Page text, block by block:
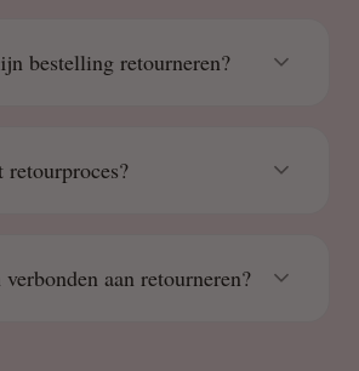
bestelling retourneren?
aan retourneren?